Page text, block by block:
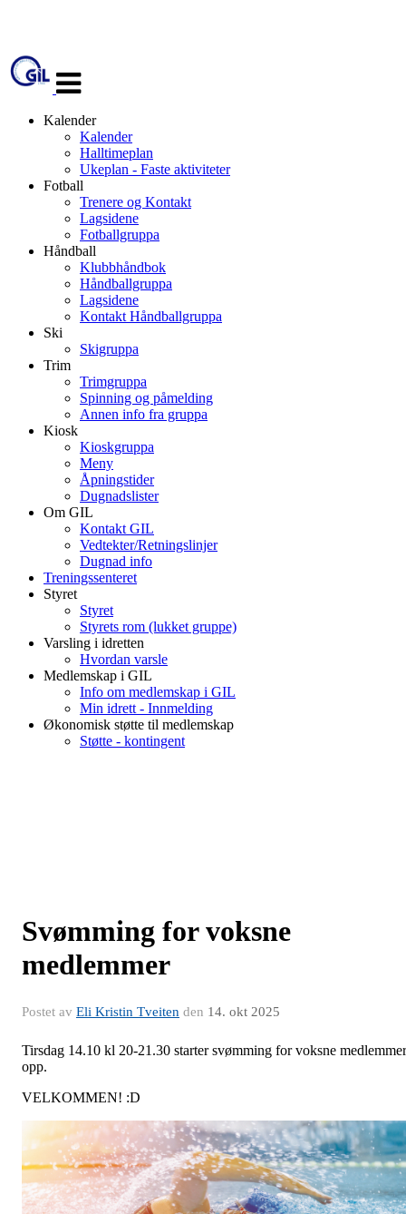
navigasjon
Kalender
Kalender
Halltimeplan
Ukeplan - Faste aktiviteter
Fotball
Trenere og Kontakt
Lagsidene
Fotballgruppa
Håndball
Klubbhåndbok
Håndballgruppa
Lagsidene
Kontakt Håndballgruppa
Ski
Skigruppa
Trim
Trimgruppa
Spinning og påmelding
Annen info fra gruppa
Kiosk
Kioskgruppa
Meny
Åpningstider
Dugnadslister
Om GIL
Kontakt GIL
Vedtekter/Retningslinjer
Dugnad info
Treningssenteret
Styret
Styret
Styrets rom (lukket gruppe)
Varsling i idretten
Hvordan varsle
Medlemskap i GIL
Info om medlemskap i GIL
Min idrett - Innmelding
Økonomisk støtte til medlemskap
Støtte - kontingent
Svømming for voksne
medlemmer
Postet av Eli Kristin Tveiten den 14. okt 2025
Tirsdag 14.10 kl 20-21.30 starter svømming for voksne medlemmer
opp.
VELKOMMEN! :D